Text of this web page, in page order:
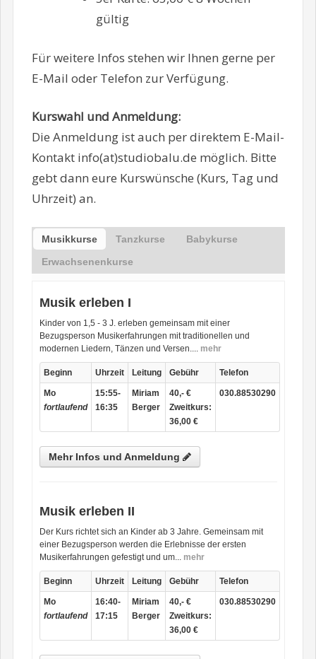
gültig
Für weitere Infos stehen wir Ihnen gerne per
E-Mail oder Telefon zur Verfügung.
Kurswahl und Anmeldung:
Die Anmeldung ist auch per direktem E-Mail-
Kontakt info(at)studiobalu.de möglich. Bitte
gebt dann eure Kurswünsche (Kurs, Tag und
Uhrzeit) an.